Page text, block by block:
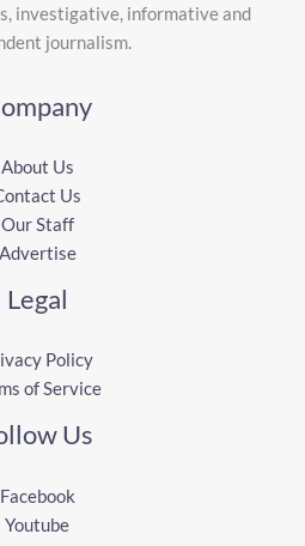
investigative, informative and
journalism.
About Us
Us
Our Staff
Advertise
Legal
Policy
of Service
Us
Facebook
Youtube